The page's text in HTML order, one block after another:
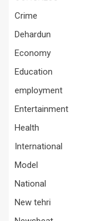
Crime
Dehardun
Economy
Education
employment
Entertainment
Health
International
Model
National
New tehri